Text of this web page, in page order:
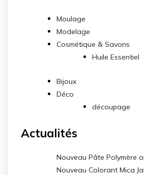
Moulage
Modelage
Cosmétique & Savons
Huile Essentiel
Bijoux
Déco
découpage
Actualités
Nouveau Pâte Polymère
Nouveau Colorant Mica